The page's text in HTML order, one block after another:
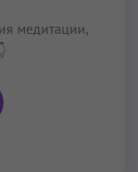
медитации,